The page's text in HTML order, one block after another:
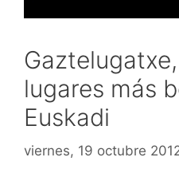
lugares más
Euskadi
viernes, 19 octubre